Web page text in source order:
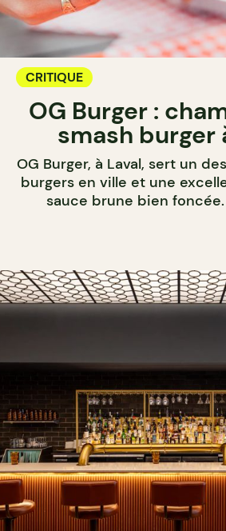
CRITIQUE
OG Burger :
smash burger
OG Burger, à Laval, sert un
burgers en ville et une
sauce brune bien